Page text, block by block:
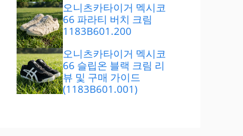
오니츠카타이거 멕시코
66 파라티 버치 크림
1183B601.200
오니츠카타이거 멕시코
66 슬립온 블랙 크림 리
뷰 및 구매 가이드
(1183B601.001)